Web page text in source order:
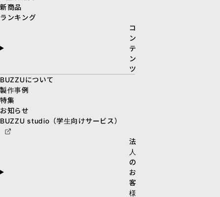
新商品
ランキング
コ
ン
テ
ン
ツ
BUZZUについて
製作事例
特集
お知らせ
BUZZU studio（学生向けサービス）
法
人
の
お
客
様